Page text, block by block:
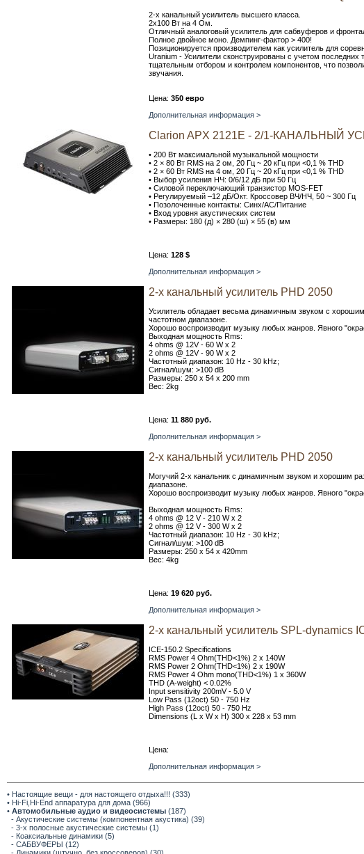
2-х канальный усилитель высшего класса.
2х100 Вт на 4 Ом.
Отличный аналоговый усилитель для сабвуферов и
Полное двойное моно. Демпинг-фактор > 400!
Позиционируется производителем как усилитель для
Uranium - Усилители сконструированы с учетом последних
тщательным отбором и контролем компонентов, что
звучания.
Цена: 350 евро
Дополнительная информация >
Clarion APX 2121E - 2/1-КАНАЛЬНЫЙ
• 200 Вт максимальной музыкальной мощности
• 2 × 80 Вт RMS на 2 ом, 20 Гц ~ 20 кГц при <0,1 % THD
• 2 × 60 Вт RMS на 4 ом, 20 Гц ~ 20 кГц при <0,1 % THD
• Выбор усиления НЧ: 0/6/12 дБ при 50 Гц
• Силовой переключающий транзистор MOS-FET
• Регулируемый –12 дБ/Окт. Кроссовер ВЧ/НЧ, 50 ~ 300 Гц
• Позолоченные контакты: Синх/АС/Питание
• Вход уровня акустических систем
• Размеры: 180 (д) × 280 (ш) × 55 (в) мм
Цена: 128 $
Дополнительная информация >
2-х канальный усилитель PHD 2050
Усилитель обладает весьма динамичным звуком с
частотном диапазоне.
Хорошо воспроизводит музыку любых жанров. Явного
Выходная мощность Rms:
4 ohms @ 12V - 60 W x 2
2 ohms @ 12V - 90 W x 2
Частотный диапазон: 10 Hz - 30 kHz;
Сигнал/шум: >100 dB
Размеры: 250 x 54 x 200 mm
Вес: 2kg
Цена: 11 880 руб.
Дополнительная информация >
2-х канальный усилитель PHD 2050
Могучий 2-х канальник с динамичным звуком и хорошим
диапазоне.
Хорошо воспроизводит музыку любых жанров. Явного
Выходная мощность Rms:
4 ohms @ 12 V - 210 W x 2
2 ohms @ 12 V - 300 W x 2
Частотный диапазон: 10 Hz - 30 kHz;
Сигнал/шум: >100 dB
Размеры: 250 x 54 x 420mm
Вес: 4kg
Цена: 19 620 руб.
Дополнительная информация >
2-х канальный усилитель SPL-dynamics
ICE-150.2 Specifications
RMS Power 4 Ohm(THD<1%) 2 x 140W
RMS Power 2 Ohm(THD<1%) 2 x 190W
RMS Power 4 Ohm mono(THD<1%) 1 x 360W
THD (A-weight) < 0.02%
Input sensitivity 200mV - 5.0 V
Low Pass (12oct) 50 - 750 Hz
High Pass (12oct) 50 - 750 Hz
Dimensions (L x W x H) 300 x 228 x 53 mm
Цена:
Дополнительная информация >
• Настоящие вещи - для настоящего отдыха!!! (333)
• Hi-Fi,Hi-End аппаратура для дома (966)
• Автомобильные аудио и видеосистемы (187)
- Акустические системы (компонентная акустика) (39)
- 3-х полосные акустические системы (1)
- Коаксиальные динамики (5)
- САБВУФЕРЫ (12)